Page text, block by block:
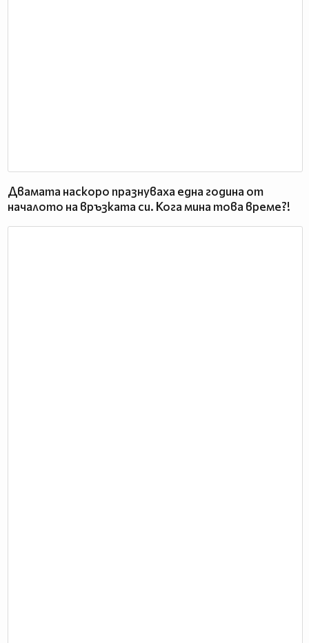
Двамата наскоро празнуваха една година от
началото на връзката си. Кога мина това време?!